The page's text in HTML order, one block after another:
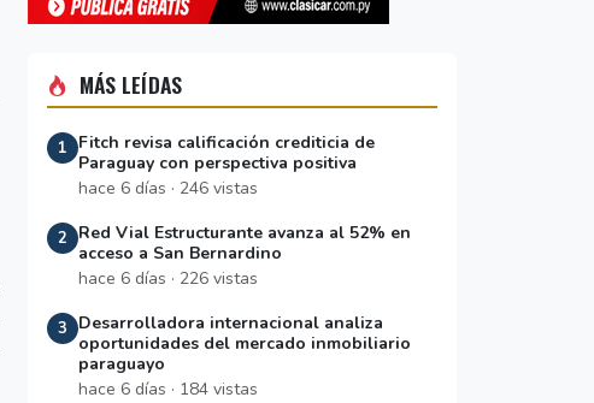
MÁS LEÍDAS
1
Fitch revisa calificación crediticia de
Paraguay con perspectiva positiva
hace 6 días · 246 vistas
2
Red Vial Estructurante avanza al 52% en
acceso a San Bernardino
hace 6 días · 226 vistas
3
Desarrolladora internacional analiza
oportunidades del mercado inmobiliario
paraguayo
hace 6 días · 184 vistas